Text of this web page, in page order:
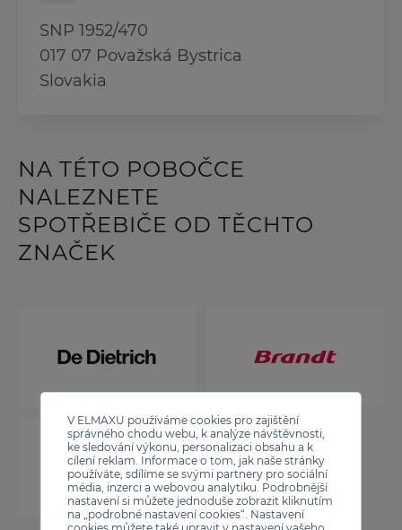
V ELMAXU používáme cookies pro zajištění
správného chodu webu, k analýze návštěvnosti,
ke sledování výkonu, personalizaci obsahu a k
cílení reklam. Informace o tom, jak naše stránky
používáte, sdílíme se svými partnery pro sociální
média, inzerci a webovou analytiku. Podrobnější
nastavení si můžete jednoduše zobrazit kliknutím
na „podrobné nastavení cookies“. Nastavení
cookies můžete také upravit v nastavení vašeho
SNP 1952/470
017 07 Považská Bystrica
Slovakia
NA TÉTO POBOČCE
NALEZNETE
SPOTŘEBIČE OD TĚCHTO
ZNAČEK